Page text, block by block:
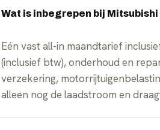
Wat is inbegrepen bij
Eén vast all-in maandtarief
(inclusief btw), onderhoud en
verzekering,
alleen nog de laadstroom en